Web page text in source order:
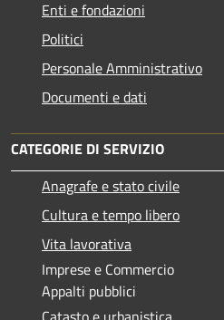
Enti e fondazioni
Politici
Personale Amministrativo
Documenti e dati
CATEGORIE DI SERVIZIO
Anagrafe e stato civile
Cultura e tempo libero
Vita lavorativa
Imprese e Commercio
Appalti pubblici